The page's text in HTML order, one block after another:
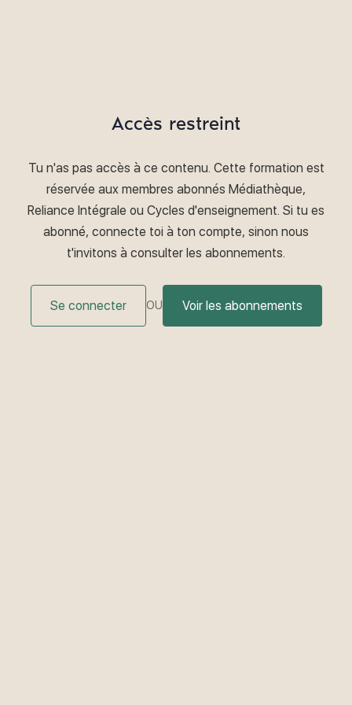
Accès restreint
Tu n'as pas accès à ce contenu. Cette formation est
réservée aux membres abonnés Médiathèque,
Reliance Intégrale ou Cycles d'enseignement. Si tu es
abonné, connecte toi à ton compte, sinon nous
t'invitons à consulter les abonnements.
Se connecter OU Voir les abonnements